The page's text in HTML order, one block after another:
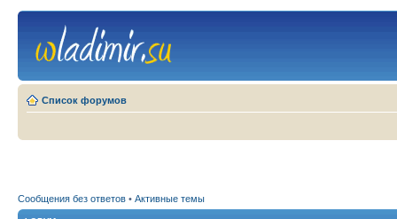
Список форумов
Сообщения без ответов • Активные темы